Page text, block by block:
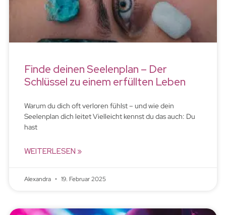
Finde deinen Seelenplan – Der
Schlüssel zu einem erfüllten Leben
Warum du dich oft verloren fühlst – und wie dein
Seelenplan dich leitet Vielleicht kennst du das auch: Du
hast
WEITERLESEN »
Alexandra 19. Februar 2025